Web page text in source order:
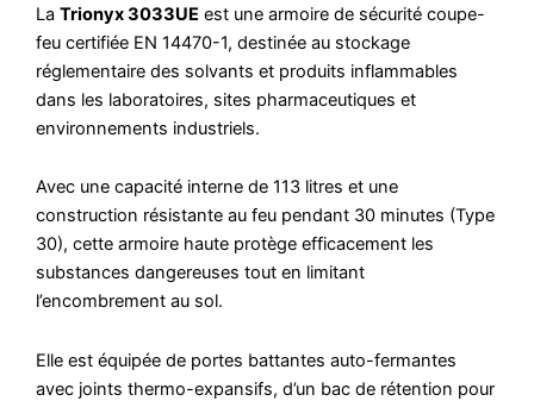
La Trionyx 3033UE est une armoire de sécurité coupe-
feu certifiée EN 14470-1, destinée au stockage
réglementaire des solvants et produits inflammables
dans les laboratoires, sites pharmaceutiques et
environnements industriels.
Avec une capacité interne de 113 litres et une
construction résistante au feu pendant 30 minutes (Type
30), cette armoire haute protège efficacement les
substances dangereuses tout en limitant
l’encombrement au sol.
Elle est équipée de portes battantes auto-fermantes
avec joints thermo-expansifs, d’un bac de rétention pour